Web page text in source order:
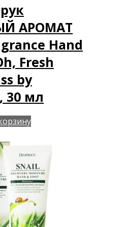
АРОМАТ
Hand
Fresh
by
30 мл